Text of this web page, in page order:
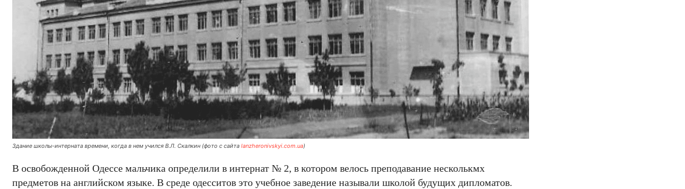
Здание школы-интерната времени, когда в нем учился В.Л. Скалкин (фото с сайта lanzheronivskyi.com.ua)
В освобожденной Одессе мальчика определили в интернат № 2, в котором велось преподавание несколькмх
предметов на английском языке. В среде одесситов это учебное заведение называли школой будущих дипломатов.